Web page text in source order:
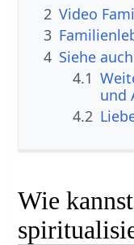
2 Video
3
4 Siehe auch
4.1
und
4.2
Wie